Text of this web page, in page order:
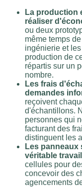
La production
réaliser
ou deux
même temps
ingénierie et
production de
répartis sur un
nombre.
Les frais
demandes
reçoivent
d'échantillons.
personnes qui
facturant des
distinguent les
Les panneaux
véritable
cellules pour
concevoir des
agencements